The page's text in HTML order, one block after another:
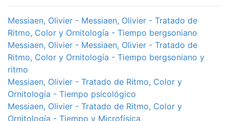
Messiaen, Olivier - Messiaen, Olivier - Tratado de
Ritmo, Color y Ornitología - Tiempo bergsoniano
Messiaen, Olivier - Messiaen, Olivier - Tratado de
Ritmo, Color y Ornitología - Tiempo bergsoniano y
ritmo
Messiaen, Olivier - Tratado de Ritmo, Color y
Ornitología - Tiempo psicológico
Messiaen, Olivier - Tratado de Ritmo, Color y
Ornitología - Tiempo y Microfísica